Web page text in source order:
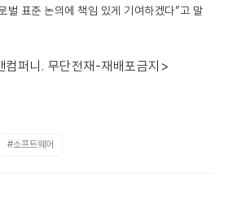
벌 표준 논의에 책임 있게 기여하겠다”고 말
퍼니. 무단전재-재배포금지>
#소프트웨어